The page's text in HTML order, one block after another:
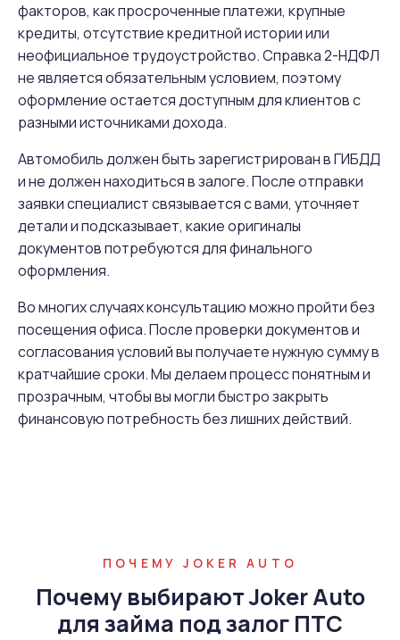
факторов, как просроченные платежи, крупные
кредиты, отсутствие кредитной истории или
неофициальное трудоустройство. Справка 2-НДФЛ
не является обязательным условием, поэтому
оформление остается доступным для клиентов с
разными источниками дохода.
Автомобиль должен быть зарегистрирован в ГИБДД
и не должен находиться в залоге. После отправки
заявки специалист связывается с вами, уточняет
детали и подсказывает, какие оригиналы
документов потребуются для финального
оформления.
Во многих случаях консультацию можно пройти без
посещения офиса. После проверки документов и
согласования условий вы получаете нужную сумму в
кратчайшие сроки. Мы делаем процесс понятным и
прозрачным, чтобы вы могли быстро закрыть
финансовую потребность без лишних действий.
ПОЧЕМУ JOKER AUTO
Почему выбирают Joker Auto
для займа под залог ПТС